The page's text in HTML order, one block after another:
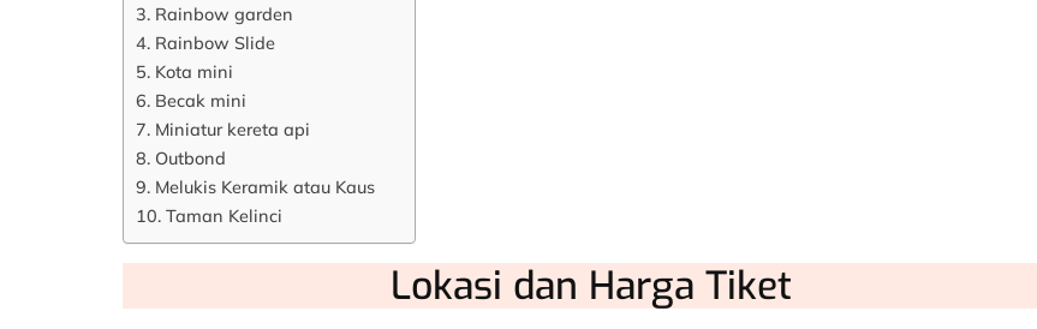
3. Rainbow garden
4. Rainbow Slide
5. Kota mini
6. Becak mini
7. Miniatur kereta api
8. Outbond
9. Melukis Keramik atau Kaus
10. Taman Kelinci
Lokasi dan Harga Tiket